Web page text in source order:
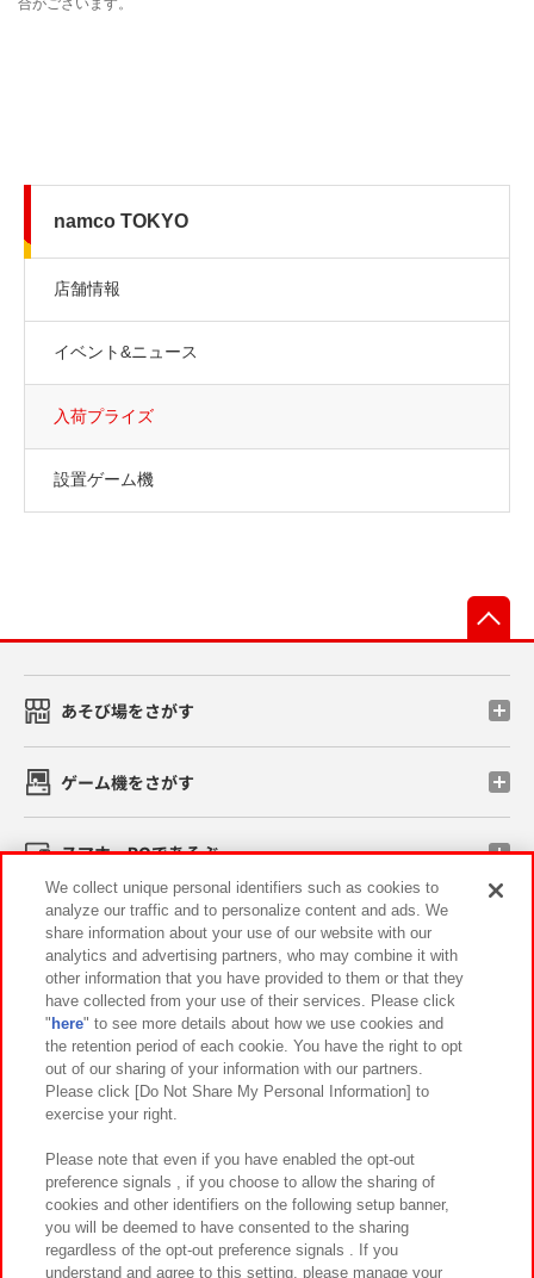
namco TOKYO
店舗情報
イベント&ニュース
入荷プライズ
設置ゲーム機
あそび場をさがす
ゲーム機をさがす
スマホ・PCであそぶ
イベント・キャンペーン
関連会社 サステナビリティ サイトポリシー
プライバシーポリシー ウェブアクセシビリティ方針と検証結果
お取引先さまとともに
カスタマーハラスメント対応方針 よくあるご質問・お問い合わせ
We collect unique personal identifiers such as cookies to
analyze our traffic and to personalize content and ads. We
share information about your use of our website with our
analytics and advertising partners, who may combine it with
other information that you have provided to them or that they
have collected from your use of their services. Please click
" here" to see more details about how we use cookies and
the retention period of each cookie. You have the right to opt
out of our sharing of your information with our partners.
Please click [Do Not Share My Personal Information] to
exercise your right.
Please note that even if you have enabled the opt-out
preference signals , if you choose to allow the sharing of
cookies and other identifiers on the following setup banner,
you will be deemed to have consented to the sharing
regardless of the opt-out preference signals . If you
understand and agree to this setting, please manage your